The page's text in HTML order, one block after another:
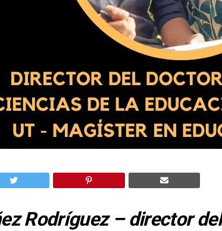
Rodríguez – director del